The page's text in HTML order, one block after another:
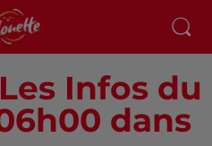
Infos du
dans